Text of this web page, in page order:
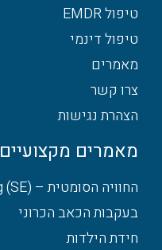
טיפול EMDR
טיפול דינמי
מאמרים
צרו קשר
הצהרת נגישות
מאמרים מקצועיים
החוויה הסומטית – Somatic Experiencing (SE)
בעקבות הכאב הכרוני
חידת הילדות